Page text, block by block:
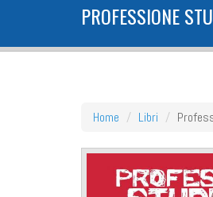
PROFESSIONE
Home Libri